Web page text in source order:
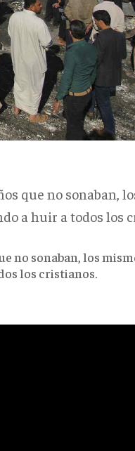
que no sonaban,
a huir a todos los
no sonaban, los
los cristianos.